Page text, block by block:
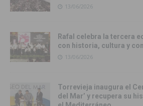
13/06/2026
Rafal celebra la tercera
con historia, cultura y
13/06/2026
Torrevieja inaugura el
del Mar’ y recupera su